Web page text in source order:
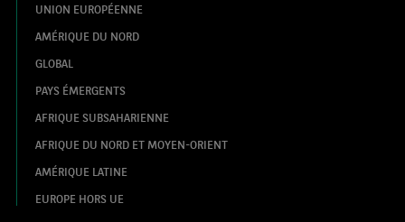
UNION EUROPÉENNE
AMÉRIQUE DU NORD
GLOBAL
PAYS ÉMERGENTS
AFRIQUE SUBSAHARIENNE
AFRIQUE DU NORD ET MOYEN-ORIENT
AMÉRIQUE LATINE
EUROPE HORS UE